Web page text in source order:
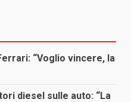
“Voglio vincere, la
diesel sulle auto: “La